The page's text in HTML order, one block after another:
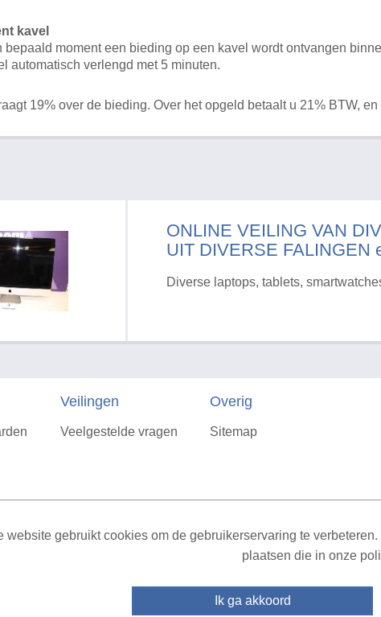
kavel
bepaald moment een bieding op een kavel wordt ontvangen
automatisch verlengd met 5 minuten.
19% over de bieding. Over het opgeld betaalt u 21% BTW,
ONLINE VEILING VAN
UIT DIVERSE FALINGEN
Diverse laptops, tablets,
Veilingen
Veelgestelde vragen
Overig
Sitemap
website gebruikt cookies om de gebruikerservaring te
plaatsen die in onze
Ik ga akkoord